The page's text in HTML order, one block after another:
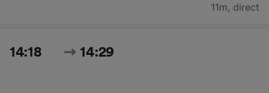
11m, direct
14:18 14:29